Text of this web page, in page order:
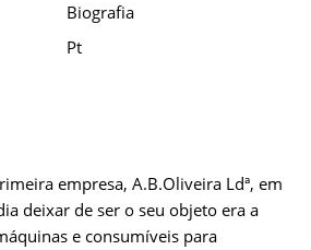
Biografia
Pt
empresa, A.B.Oliveira Ldª, em
deixar de ser o seu objeto era a
e consumíveis para